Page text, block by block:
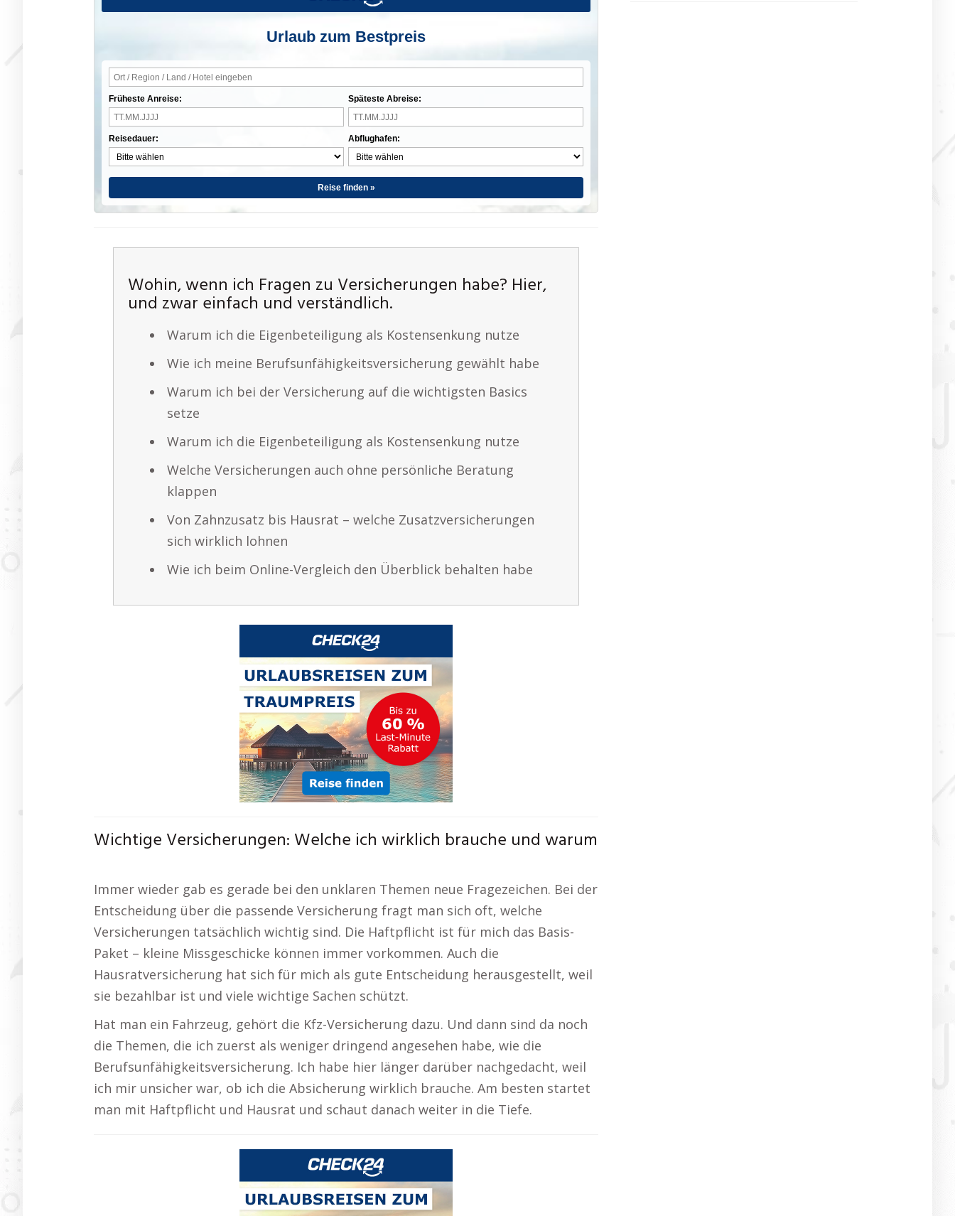
Urlaub zum Bestpreis
Früheste Anreise:
Reisedauer:
Späteste Abreise:
Abflughafen:
Reise finden »
Wohin, wenn ich Fragen zu Versicherungen habe? Hier,
und zwar einfach und verständlich.
Warum ich die Eigenbeteiligung als Kostensenkung nutze
Wie ich meine Berufsunfähigkeitsversicherung gewählt habe
Warum ich bei der Versicherung auf die wichtigsten Basics
setze
Warum ich die Eigenbeteiligung als Kostensenkung nutze
Welche Versicherungen auch ohne persönliche Beratung
klappen
Von Zahnzusatz bis Hausrat – welche Zusatzversicherungen
sich wirklich lohnen
Wie ich beim Online-Vergleich den Überblick behalten habe
Wichtige Versicherungen: Welche ich wirklich brauche und warum
Immer wieder gab es gerade bei den unklaren Themen neue Fragezeichen. Bei der
Entscheidung über die passende Versicherung fragt man sich oft, welche
Versicherungen tatsächlich wichtig sind. Die Haftpflicht ist für mich das Basis-
Paket – kleine Missgeschicke können immer vorkommen. Auch die
Hausratversicherung hat sich für mich als gute Entscheidung herausgestellt, weil
sie bezahlbar ist und viele wichtige Sachen schützt.
Hat man ein Fahrzeug, gehört die Kfz-Versicherung dazu. Und dann sind da noch
die Themen, die ich zuerst als weniger dringend angesehen habe, wie die
Berufsunfähigkeitsversicherung. Ich habe hier länger darüber nachgedacht, weil
ich mir unsicher war, ob ich die Absicherung wirklich brauche. Am besten startet
man mit Haftpflicht und Hausrat und schaut danach weiter in die Tiefe.